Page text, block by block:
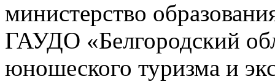
министерство
ГАУДО «Белгородский
юношеского туризма и